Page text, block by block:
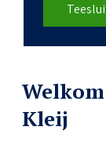
Kleij